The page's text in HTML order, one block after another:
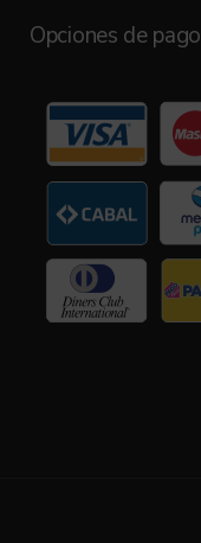
Opciones de pago